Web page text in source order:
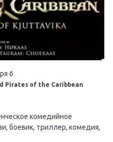
6
Pirates of the Caribbean
комедийное
боевик, триллер, комедия,